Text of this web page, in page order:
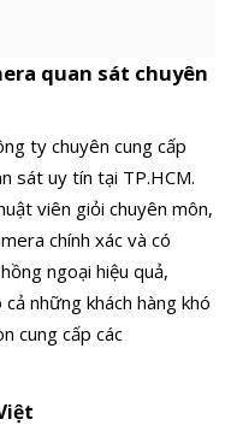
quan sát chuyên
ty chuyên cung cấp
sát uy tín tại TP.HCM.
viên giỏi chuyên môn,
chính xác và có
ngoại hiệu quả,
những khách hàng khó
cung cấp các